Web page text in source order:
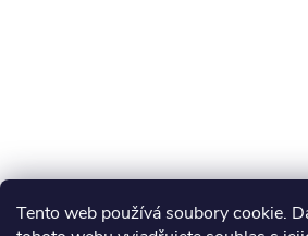
Tento web používá soubory cookie.